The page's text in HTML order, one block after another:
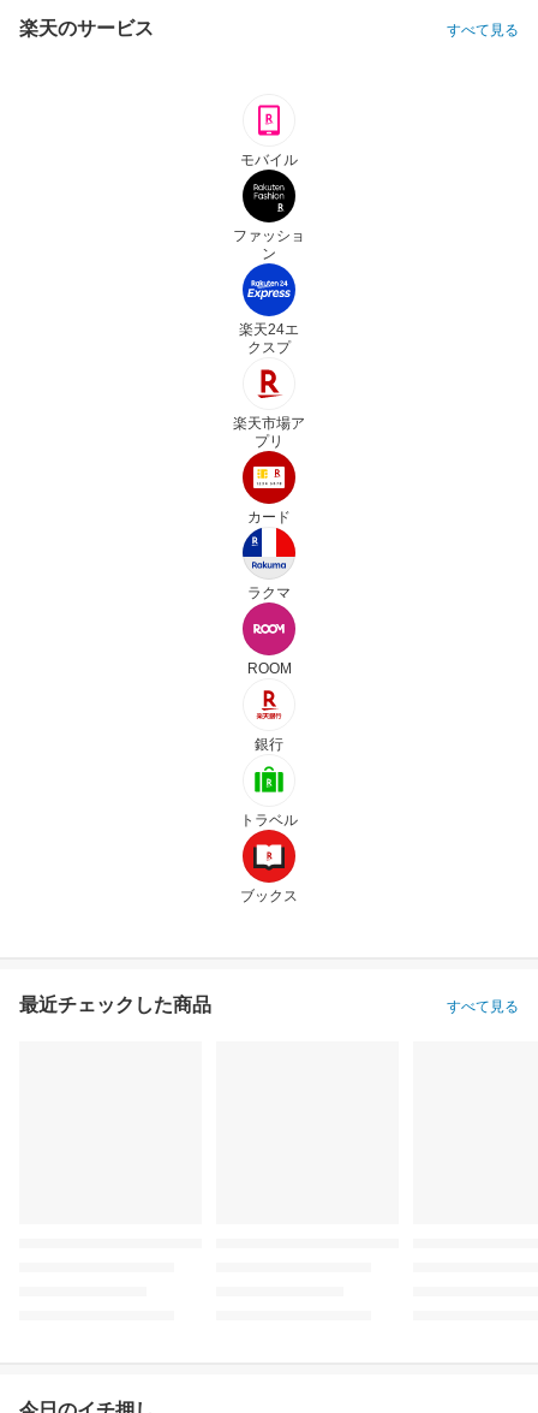
楽天のサービス すべて見る
モバイル
ファッショ
ン
楽天24エ
クスプ
楽天市場ア
プリ
カード
ラクマ
ROOM
銀行
トラベル
ブックス
最近チェックした商品 すべて見る